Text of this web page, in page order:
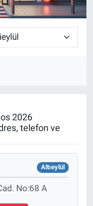
2026
telefon ve
Altıeylül
No:68 A